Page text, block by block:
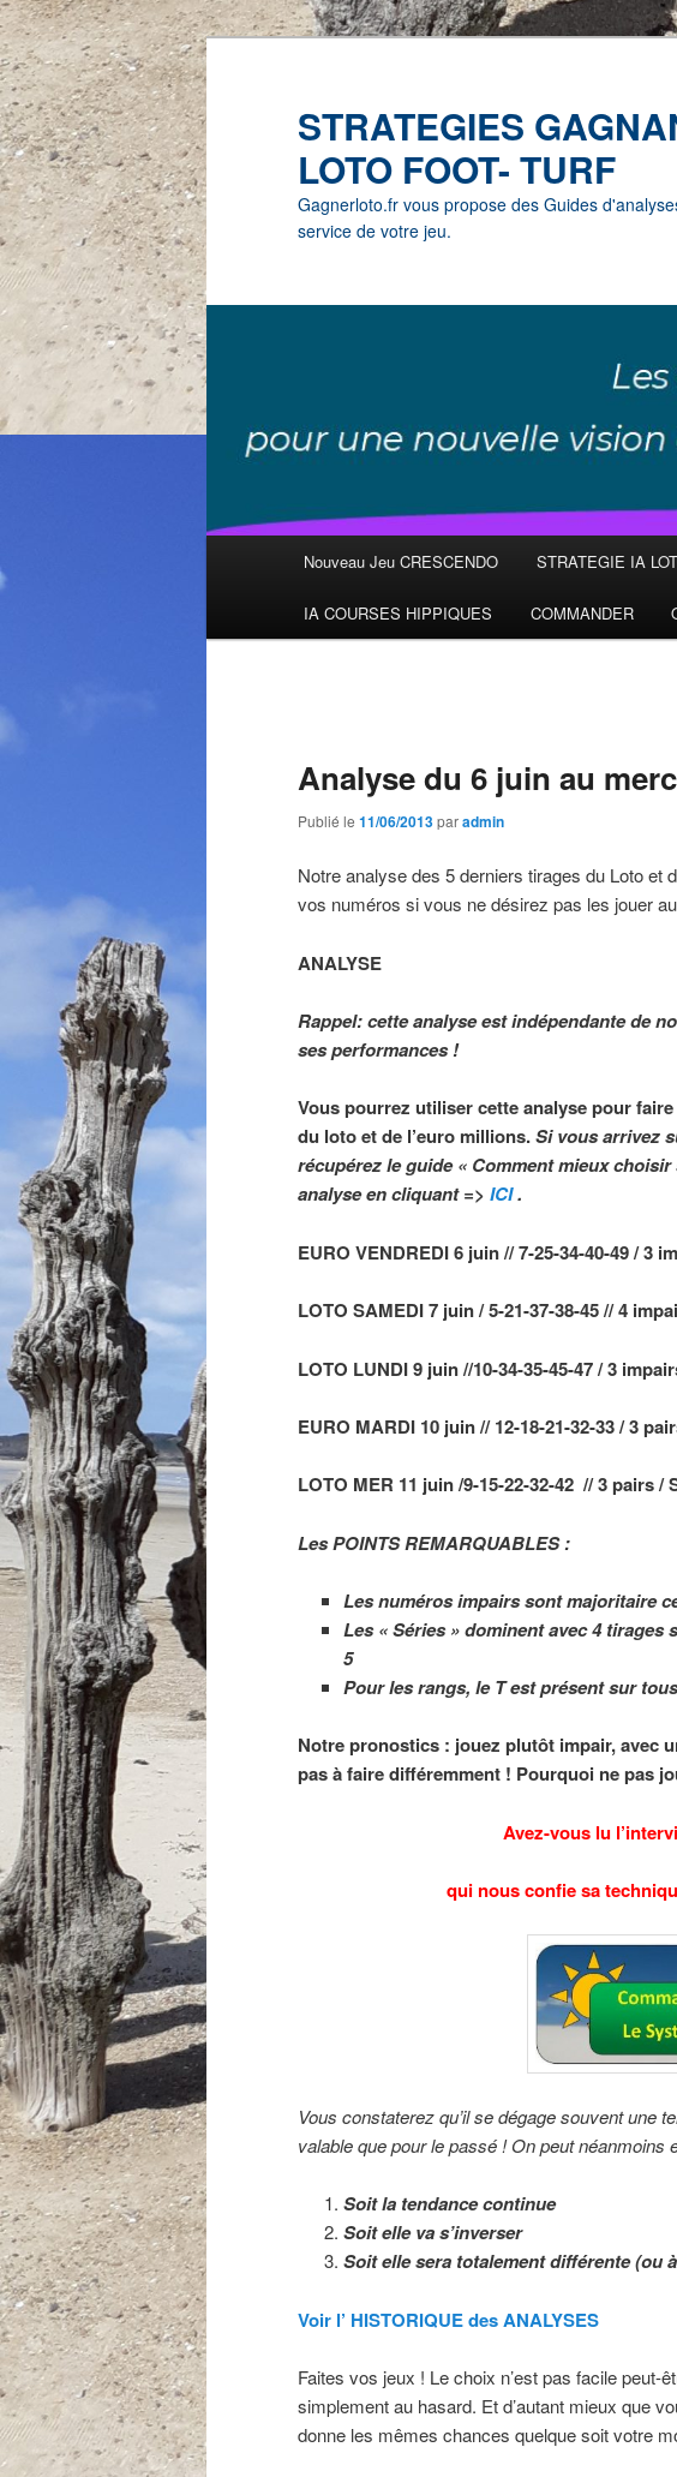
STRATEGIES
LOTO FOOT- TURF
Gagnerloto.fr vous propose des Guides
service de votre jeu.
Aller
au
Nouveau Jeu CRESCENDO STRATEGIE IA
IA COURSES HIPPIQUES COMMANDER
Analyse du 6 juin au
Publié le 11/06/2013paradmin
Notre analyse des 5 derniers tirages du Loto et
vos numéros si vous ne désirez pas les jouer
ANALYSE
Rappel: cette analyse est indépendante de
ses performances !
Vous pourrez utiliser cette analyse pour
du loto et de l’euro millions.Si vous arrivez
récupérez le guide « Comment mieux choisir
analyseen cliquant => ICI.
EURO VENDREDI 6 juin // 7-25-34-40-49 / 3
LOTO SAMEDI 7 juin / 5-21-37-38-45 // 4
LOTO LUNDI 9 juin //10-34-35-45-47 / 3
EURO MARDI 10 juin // 12-18-21-32-33 / 3
LOTO MER 11 juin /9-15-22-32-42 // 3 pairs /
Les POINTS REMARQUABLES :
Les numéros impairs sont majoritaire
Les « Séries » dominent avec 4 tirages
5
Pour les rangs, le T est présent sur
Notre pronostics : jouez plutôt impair, avec
pas à faire différemment ! Pourquoi ne pas
Avez-vous lu
qui nous confie sa
Vous constaterez qu’il se dégage souvent une
valable que pour le passé ! On peut néanmoins
Soit la tendance continue
Soit elle va s’inverser
Soit elle sera totalement différente (ou
Voir l’ HISTORIQUE des ANALYSES
Faites vos jeux ! Le choix n’est pas facile
simplement au hasard. Et d’autant mieux que
donne les mêmes chances quelque soit votre